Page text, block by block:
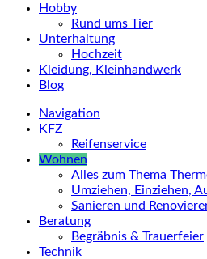
Hobby
Rund ums Tier
Unterhaltung
Hochzeit
Kleidung, Kleinhandwerk
Blog
Navigation
KFZ
Reifenservice
Wohnen
Alles zum Thema
Umziehen, Einziehen,
Sanieren und
Beratung
Begräbnis & Trauerfeier
Technik